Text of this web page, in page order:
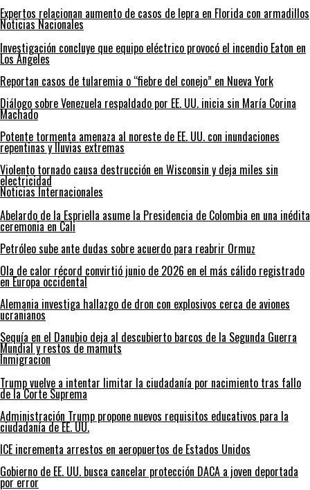
Expertos relacionan aumento de casos de lepra en Florida con armadillos
Noticias Nacionales
Investigación concluye que equipo eléctrico provocó el incendio Eaton en
Los Ángeles
Reportan casos de tularemia o “fiebre del conejo” en Nueva York
Diálogo sobre Venezuela respaldado por EE. UU. inicia sin María Corina
Machado
Potente tormenta amenaza al noreste de EE. UU. con inundaciones
repentinas y lluvias extremas
Violento tornado causa destrucción en Wisconsin y deja miles sin
electricidad
Noticias Internacionales
Abelardo de la Espriella asume la Presidencia de Colombia en una inédita
ceremonia en Cali
Petróleo sube ante dudas sobre acuerdo para reabrir Ormuz
Ola de calor récord convirtió junio de 2026 en el más cálido registrado
en Europa occidental
Alemania investiga hallazgo de dron con explosivos cerca de aviones
ucranianos
Sequía en el Danubio deja al descubierto barcos de la Segunda Guerra
Mundial y restos de mamuts
Inmigracion
Trump vuelve a intentar limitar la ciudadanía por nacimiento tras fallo
de la Corte Suprema
Administración Trump propone nuevos requisitos educativos para la
ciudadanía de EE. UU.
ICE incrementa arrestos en aeropuertos de Estados Unidos
Gobierno de EE. UU. busca cancelar protección DACA a joven deportada
por error